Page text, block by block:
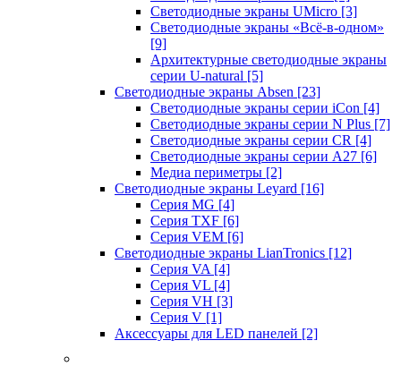
Светодиодные экраны UMicro [3]
Светодиодные экраны «Всё-в-одном»
[9]
Архитектурные светодиодные экраны
серии U-natural [5]
Светодиодные экраны Absen [23]
Светодиодные экраны серии iCon [4]
Светодиодные экраны серии N Plus [7]
Светодиодные экраны серии CR [4]
Светодиодные экраны серии А27 [6]
Медиа периметры [2]
Светодиодные экраны Leyard [16]
Серия MG [4]
Серия TXF [6]
Серия VEM [6]
Светодиодные экраны LianTronics [12]
Серия VA [4]
Серия VL [4]
Серия VH [3]
Серия V [1]
Аксессуары для LED панелей [2]